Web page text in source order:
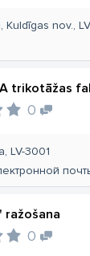
nov.,
trikotāžas
0
LV-3001
0